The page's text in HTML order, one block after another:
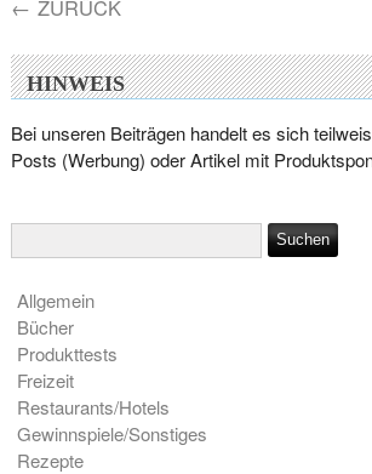
← ZURÜCK
HINWEIS
Bei unseren Beiträgen handelt es sich
Posts (Werbung) oder Artikel mit
Allgemein
Bücher
Produkttests
Freizeit
Restaurants/Hotels
Gewinnspiele/Sonstiges
Rezepte